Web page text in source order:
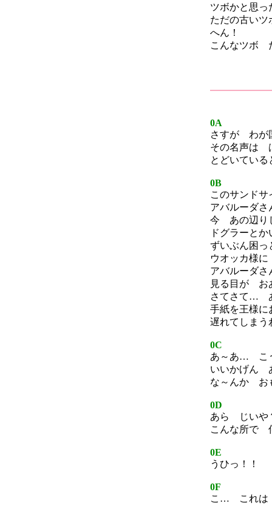
ツボかと思っ
ただの古いツ
へん！
こんなツボ
0A
さすが わが
その名声は
とどいている
0B
このサンドサ
アバルーダ
今 あの辺り
ドグラーと
ずいぶん困
ウオッカ様
アバルーダ
見る目が お
さてさて…
手紙を王様に
遅れてしまう
0C
あ～あ… こ
いいかげん
な～んか お
0D
あら じいや
こんな所で
0E
うひっ！！
0F
こ… これは